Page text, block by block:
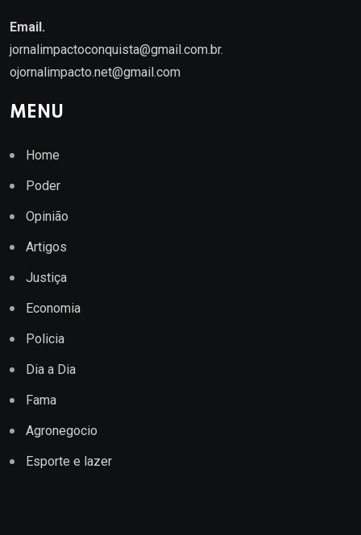
Email.
jornalimpactoconquista@gmail.com.br.
ojornalimpacto.net@gmail.com
MENU
Home
Poder
Opinião
Artigos
Justiça
Economia
Policia
Dia a Dia
Fama
Agronegocio
Esporte e lazer